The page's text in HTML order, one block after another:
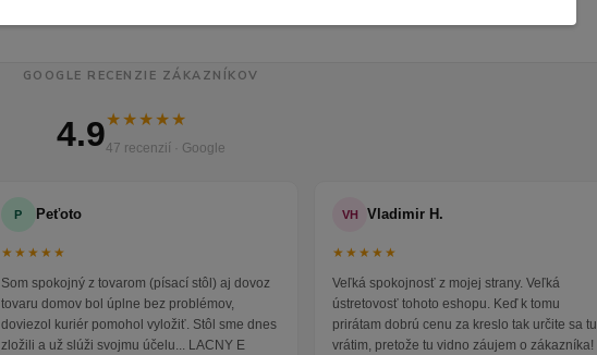
GOOGLE RECENZIE ZÁKAZNÍKOV
4.9★★★★★
47 recenzií · Google
P Peťoto
★★★★★
Som spokojný z tovarom (písací stôl) aj dovoz
tovaru domov bol úplne bez problémov,
doviezol kuriér pomohol vyložiť. Stôl sme dnes
zložili a už slúži svojmu účelu... LACNY E
VH Vladimir H.
★★★★★
Veľká spokojnosť z mojej strany. Veľká
ústretovosť tohoto eshopu. Keď k tomu
prirátam dobrú cenu za kreslo tak určite sa tu
vrátim, pretože tu vidno záujem o zákazníka!